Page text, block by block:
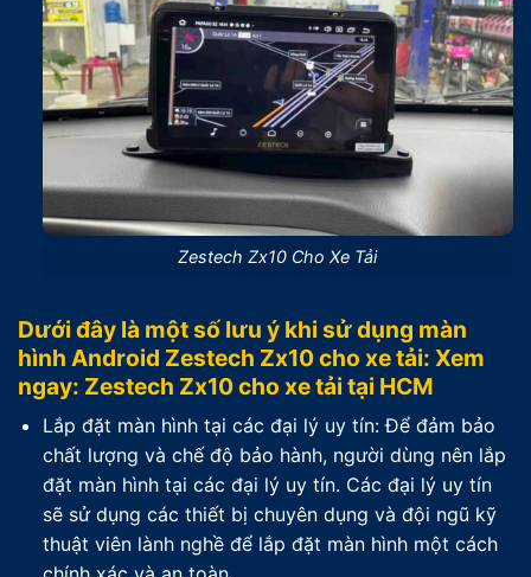
Zestech Zx10 Cho Xe Tải
Dưới đây là một số lưu ý khi sử dụng màn
hình Android Zestech Zx10 cho xe tải: Xem
ngay: Zestech Zx10 cho xe tải tại HCM
Lắp đặt màn hình tại các đại lý uy tín: Để đảm bảo
chất lượng và chế độ bảo hành, người dùng nên lắp
đặt màn hình tại các đại lý uy tín. Các đại lý uy tín
sẽ sử dụng các thiết bị chuyên dụng và đội ngũ kỹ
thuật viên lành nghề để lắp đặt màn hình một cách